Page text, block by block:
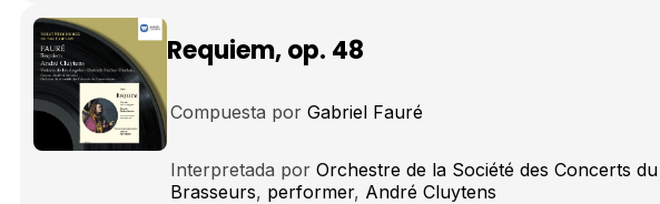
Requiem, op. 48
Compuesta por Gabriel Fauré
Interpretada por Orchestre de la Société des Concerts
Brasseurs performer André Cluytens